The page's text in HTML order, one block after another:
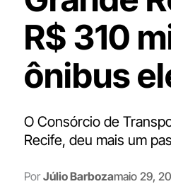
R$ 310
ônibus
O Consórcio de
Recife, deu mais um
Por Júlio Barbozamaio 29,